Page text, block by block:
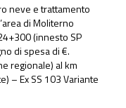
neve e trattamento
di Moliterno
(innesto SP
di spesa di €.
regionale) al km
– Ex SS 103 Variante